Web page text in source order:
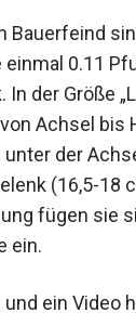
Bauerfeind
einmal 0.11
der Größe
Achsel bis
unter der
fügen
ein.